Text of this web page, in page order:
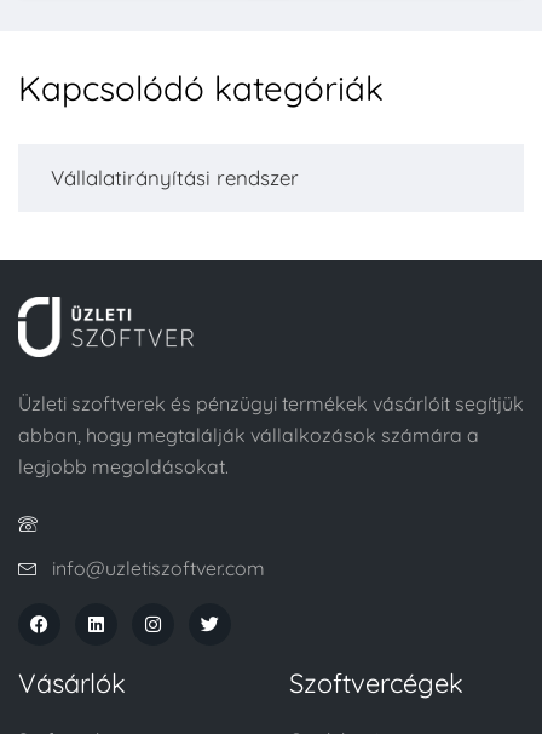
Kapcsolódó kategóriák
Vállalatirányítási rendszer
Üzleti szoftverek és pénzügyi termékek vásárlóit segítjük
abban, hogy megtalálják vállalkozások számára a
legjobb megoldásokat.
info@uzletiszoftver.com
Vásárlók Szoftvercégek